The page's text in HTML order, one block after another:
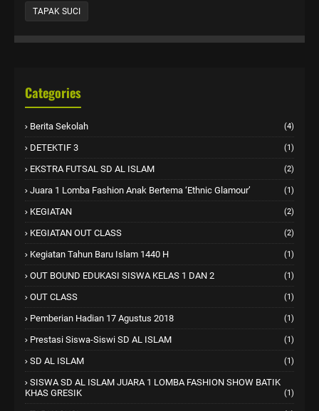
KHAS GRESIK
TAPAK SUCI
Categories
Berita Sekolah (4)
DETEKTIF 3 (1)
EKSTRA FUTSAL SD AL ISLAM (2)
Juara 1 Lomba Fashion Anak Bertema ‘Ethnic Glamour’ (1)
KEGIATAN (2)
KEGIATAN OUT CLASS (2)
Kegiatan Tahun Baru Islam 1440 H (1)
OUT BOUND EDUKASI SISWA KELAS 1 DAN 2 (1)
OUT CLASS (1)
Pemberian Hadian 17 Agustus 2018 (1)
Prestasi Siswa-Siswi SD AL ISLAM (1)
SD AL ISLAM (1)
SISWA SD AL ISLAM JUARA 1 LOMBA FASHION SHOW BATIK
KHAS GRESIK
(1)